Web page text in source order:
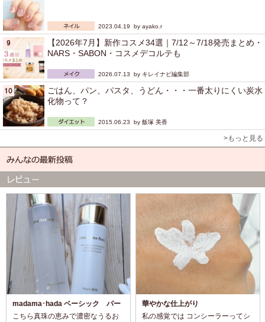
2023.04.19 by ayako.r
【2026年7月】新作コスメ34選｜7/12～7/18発売まとめ・
NARS・SABON・コスメデコルテも
2026.07.13 by キレイナビ編集部
ごはん、パン、パスタ、うどん・・・一番太りにくい炭水
化物って？
2015.06.23 by 飯塚 美香
>もっと見る
madama･hada ベーシック パー
ルローション＆ミルク☆
こちら真珠の恵みで濃密なうるお
華やかな仕上がり
私の感覚では コンシーラーってシ